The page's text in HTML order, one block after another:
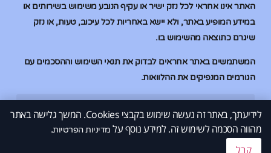
האתר אינו אחראי לכל נזק ישיר או עקיף הנובע משימוש בשירותים או
במידע המופיע באתר, ולא יישא באחריות לכל עיכוב, טעות, או נזק
שיגרם כתוצאה מהשימוש בו.
המשתמשים באתר אחראים לבדוק את תנאי השימוש וההסכמים עם
הגורמים המנפיקים את ההלוואות.
© 2026 All Rights Reserved.
לידיעתך, באתר זה נעשה שימוש בקבצי Cookies. המשך גלישה באתר
מהווה הסכמה לשימוש זה. למידע נוסף על מדיניות הפרטיות.
קבל